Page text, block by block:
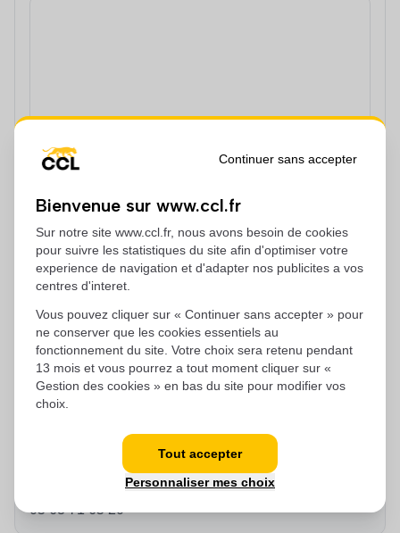
Continuer sans accepter
Bienvenue sur www.ccl.fr
Sur notre site www.ccl.fr, nous avons besoin de cookies
pour suivre les statistiques du site afin d'optimiser votre
experience de navigation et d'adapter nos publicites a vos
centres d'interet.
Vous pouvez cliquer sur « Continuer sans accepter » pour
ne conserver que les cookies essentiels au
fonctionnement du site. Votre choix sera retenu pendant
13 mois et vous pourrez a tout moment cliquer sur «
Gestion des cookies » en bas du site pour modifier vos
choix.
Tout accepter
Personnaliser mes choix
Envoyer
Informations de contact
Adresse
Comptoir Commercial du Languedoc
05 63 71 65 20